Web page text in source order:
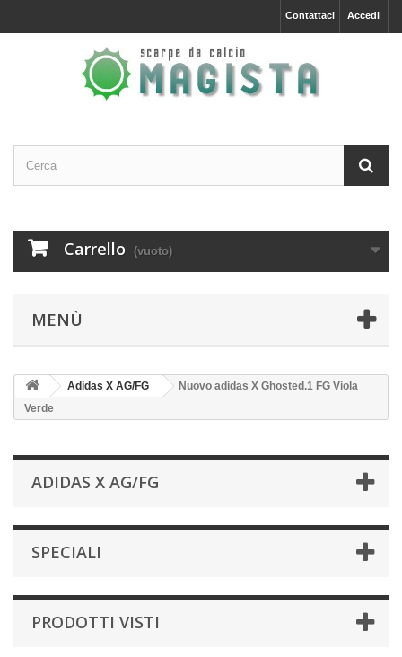
Accedi
Contattaci
Carrello (vuoto)
MENÙ
Adidas X AG/FG
Nuovo adidas X Ghosted.1 FG Viola
Verde
ADIDAS X AG/FG
SPECIALI
PRODOTTI VISTI